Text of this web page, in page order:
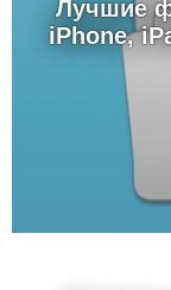
Лучшие
iPhone,